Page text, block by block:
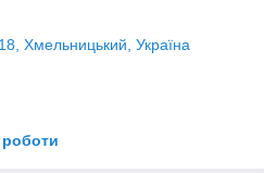
Хмельницький, Україна
роботи